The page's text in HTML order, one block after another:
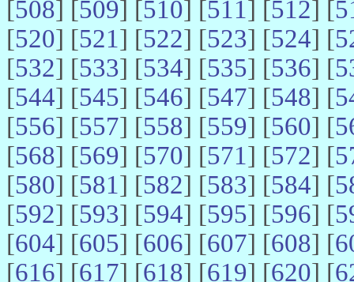
[508] [509] [510] [511] [512] [
[520] [521] [522] [523] [524] [
[532] [533] [534] [535] [536] [
[544] [545] [546] [547] [548] [
[556] [557] [558] [559] [560] [
[568] [569] [570] [571] [572] [
[580] [581] [582] [583] [584] [
[592] [593] [594] [595] [596] [
[604] [605] [606] [607] [608] [
[616] [617] [618] [619] [620] [